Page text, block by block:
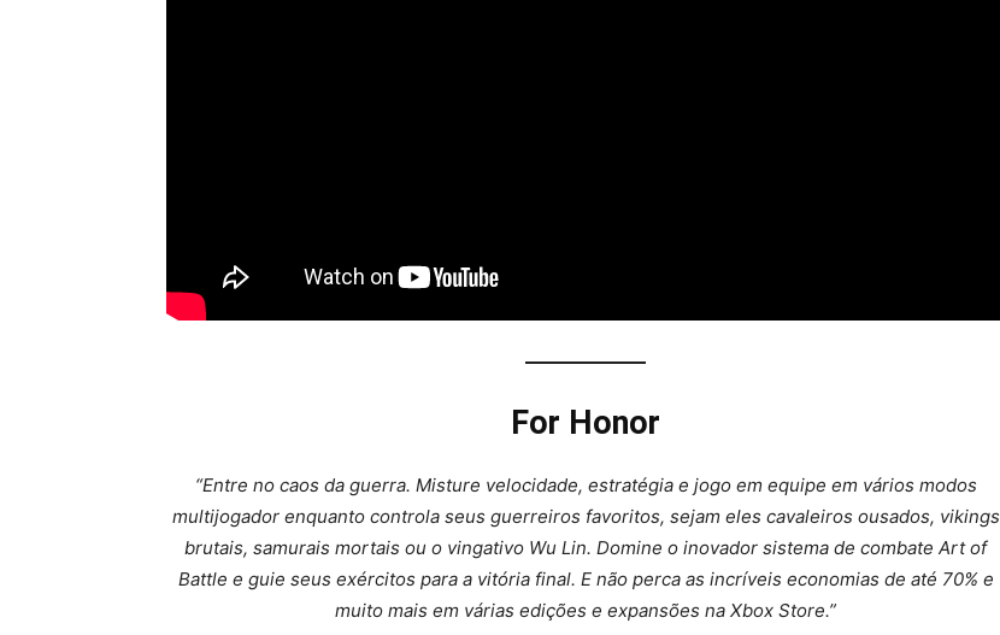
For Honor
“Entre no caos da guerra. Misture velocidade, estratégia e jogo em equipe em vários modos
multijogador enquanto controla seus guerreiros favoritos, sejam eles cavaleiros ousados, vikings
brutais, samurais mortais ou o vingativo Wu Lin. Domine o inovador sistema de combate Art of
Battle e guie seus exércitos para a vitória final. E não perca as incríveis economias de até 70% e
muito mais em várias edições e expansões na Xbox Store.”